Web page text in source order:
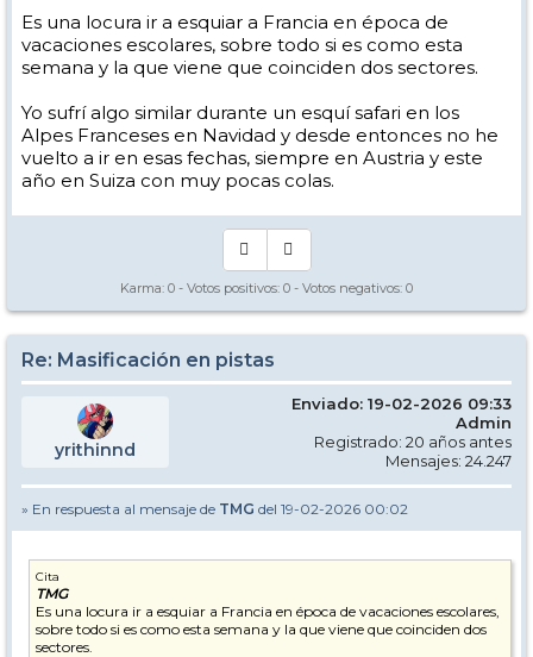
Es una locura ir a esquiar a Francia en época de
vacaciones escolares, sobre todo si es como esta
semana y la que viene que coinciden dos sectores.
Yo sufrí algo similar durante un esquí safari en los
Alpes Franceses en Navidad y desde entonces no he
vuelto a ir en esas fechas, siempre en Austria y este
año en Suiza con muy pocas colas.
Karma: 0 - Votos positivos: 0 - Votos negativos: 0
Re: Masificación en pistas
yrithinnd
Enviado: 19-02-2026 09:33
Admin
Registrado: 20 años antes
Mensajes: 24.247
» En respuesta al mensaje de TMG del 19-02-2026 00:02
Cita
TMG
Es una locura ir a esquiar a Francia en época de vacaciones escolares,
sobre todo si es como esta semana y la que viene que coinciden dos
sectores.